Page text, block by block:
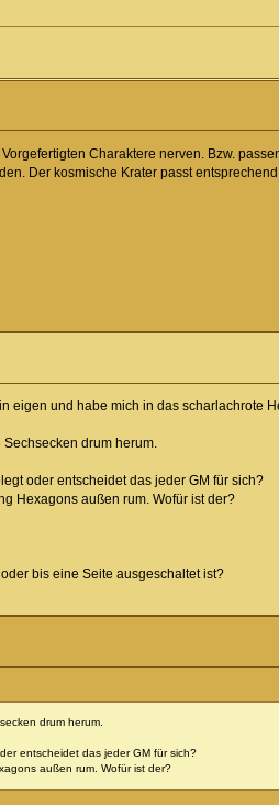
Charaktere nerven. Bzw.
Der kosmische Krater passt
eigen und habe mich in das scharlachrote
Sechsecken drum herum.
oder entscheidet das jeder GM für sich?
Hexagons außen rum. Wofür ist der?
bis eine Seite ausgeschaltet ist?
drum herum.
entscheidet das jeder GM für sich?
außen rum. Wofür ist der?